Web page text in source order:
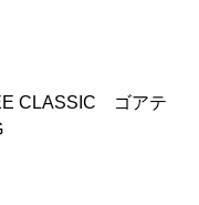
CLASSIC ゴアテ